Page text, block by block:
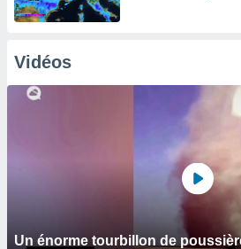
Vidéos
Un énorme tourbillon de